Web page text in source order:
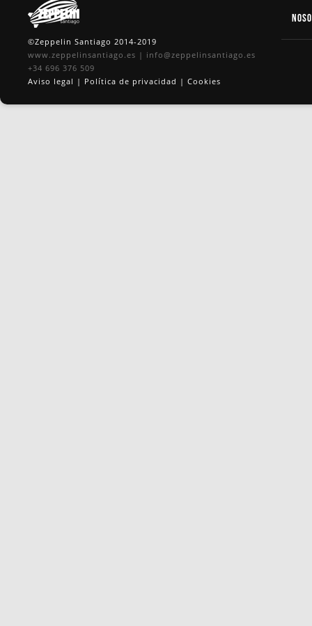
©Zeppelin Santiago 2014-2019
www.zeppelinsantiago.es | info@zeppelinsantiago.es
+34 696 376 509
Aviso legal | Política de privacidad | Cookies